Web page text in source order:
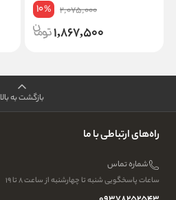
2,075,000
10%
1,867,500
بازگشت به بالا
راه‌های ارتباطی با ما
شماره تماس
ساعات پاسخگویی شنبه تا چهارشنبه از ساعت ۸ تا ۱۹